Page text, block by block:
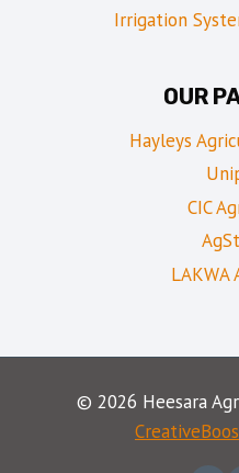
Irrigation
OUR
Hayleys
CIC
LAKWA
© 2026 Heesara